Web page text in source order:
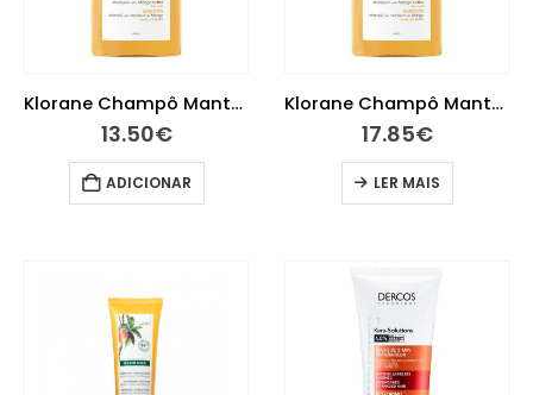
Klorane Champô Manteiga de Manga 200ml
13.50€
ADICIONAR
Klorane Champô Manteiga de Manga 400ml
17.85€
LER MAIS